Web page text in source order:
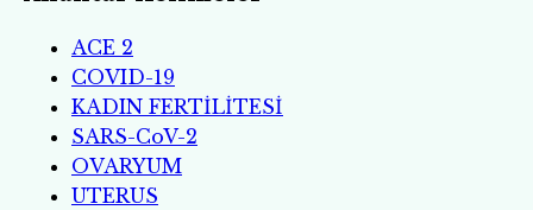
ACE 2
COVID-19
KADIN FERTİLİTESİ
SARS-CoV-2
OVARYUM
UTERUS